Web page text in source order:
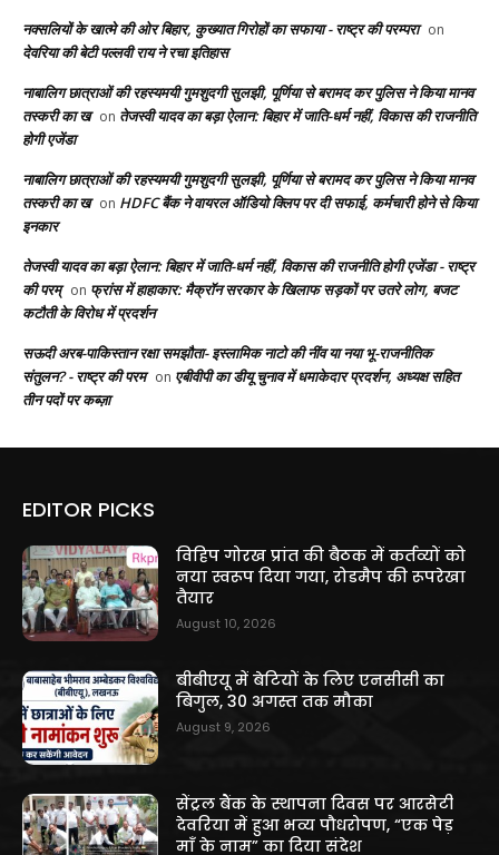
नक्सलियों के खात्मे की ओर बिहार, कुख्यात गिरोहों का सफाया - राष्ट्र की परम्परा on
देवरिया की बेटी पल्लवी राय ने रचा इतिहास
नाबालिग छात्राओं की रहस्यमयी गुमशुदगी सुलझी, पूर्णिया से बरामद कर पुलिस ने किया मानव
तस्करी का ख on तेजस्वी यादव का बड़ा ऐलान: बिहार में जाति-धर्म नहीं, विकास की राजनीति
होगी एजेंडा
नाबालिग छात्राओं की रहस्यमयी गुमशुदगी सुलझी, पूर्णिया से बरामद कर पुलिस ने किया मानव
तस्करी का ख on HDFC बैंक ने वायरल ऑडियो क्लिप पर दी सफाई, कर्मचारी होने से किया
इनकार
तेजस्वी यादव का बड़ा ऐलान: बिहार में जाति-धर्म नहीं, विकास की राजनीति होगी एजेंडा - राष्ट्र
की परम् on फ्रांस में हाहाकार: मैक्रॉन सरकार के खिलाफ सड़कों पर उतरे लोग, बजट
कटौती के विरोध में प्रदर्शन
सऊदी अरब-पाकिस्तान रक्षा समझौता- इस्लामिक नाटो की नींव या नया भू-राजनीतिक
संतुलन? - राष्ट्र की परम on एबीवीपी का डीयू चुनाव में धमाकेदार प्रदर्शन, अध्यक्ष सहित
तीन पदों पर कब्ज़ा
EDITOR PICKS
विहिप गोरख प्रांत की बैठक में कर्तव्यों को
नया स्वरूप दिया गया, रोडमैप की रूपरेखा
तैयार
August 10, 2026
बीबीएयू में बेटियों के लिए एनसीसी का
बिगुल, 30 अगस्त तक मौका
August 9, 2026
सेंट्रल बैंक के स्थापना दिवस पर आरसेटी
देवरिया में हुआ भव्य पौधरोपण, “एक पेड़
माँ के नाम” का दिया संदेश